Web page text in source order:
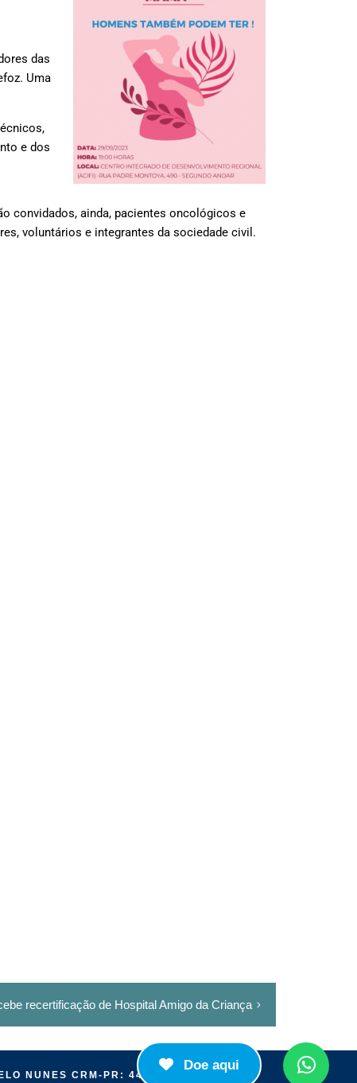
das
Uma
e dos
convidados, ainda, pacientes oncológicos e
voluntários e integrantes da sociedade civil.
recertificação de Hospital Amigo da Criança
NUNES CRM-PR: 44.582
Doe aqui